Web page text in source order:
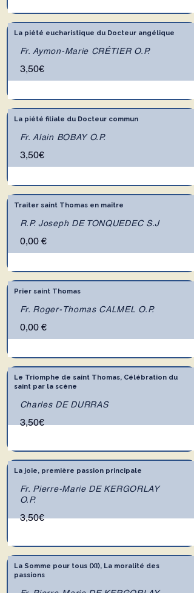
La piété eucharistique du Docteur angélique
Fr. Aymon-Marie CRÉTIER O.P.
3,50€
La piété filiale du Docteur commun
Fr. Alain BOBAY O.P.
3,50€
Traiter saint Thomas en maître
R.P. Joseph DE TONQUEDEC S.J
0,00 €
Prier saint Thomas
Fr. Roger-Thomas CALMEL O.P.
0,00 €
Le Triomphe de saint Thomas, Célébration du
saint par la scène
Charles DE DURRAS
3,50€
La joie, première passion principale
Fr. Pierre-Marie DE KERGORLAY
O.P.
3,50€
La Somme pour tous (XI), La moralité des
passions